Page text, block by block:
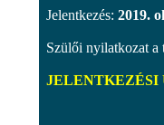
Jelentkezés: 2019.
Szülői nyilatkozat a
JELENTKEZÉSI